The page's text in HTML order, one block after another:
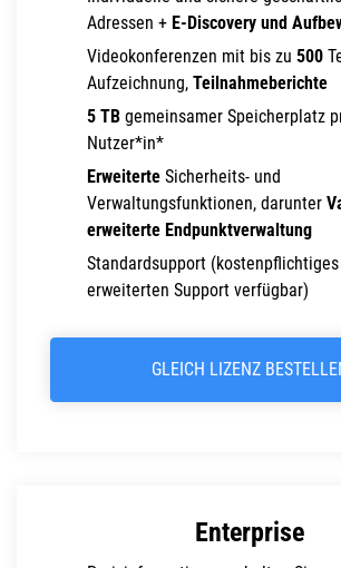
Adressen + E-Discovery und
Videokonferenzen mit bis zu 500
Aufzeichnung, Teilnahmeberichte
5 TB gemeinsamer Speicherplatz
Nutzer*in*
Erweiterte Sicherheits- und
Verwaltungsfunktionen, darunter
erweiterte Endpunktverwaltung
Standardsupport
erweiterten Support verfügbar)
GLEICH LIZENZ
Enterprise